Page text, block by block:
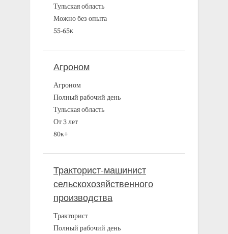
Тульская область
Можно без опыта
55-65к
Агроном
Агроном
Полный рабочий день
Тульская область
От 3 лет
80к+
Тракторист-машинист
сельскохозяйственного
производства
Тракторист
Полный рабочий день